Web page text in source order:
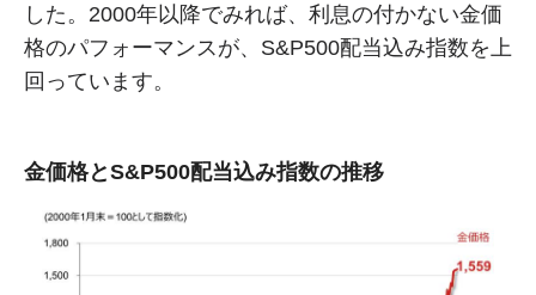
した。2000年以降でみれば、利息の付かない金価
格のパフォーマンスが、S&P500配当込み指数を上
回っています。
金価格とS&P500配当込み指数の推移